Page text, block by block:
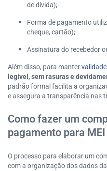
de dívida);
Forma de pagamento
cheque, cartão);
Assinatura do recebedor
Além disso, para manter
legível, sem rasuras e
padrão formal facilita a
e assegura a transparência nas
Como fazer um
pagamento para MEI
O processo para elaborar um
com a organização dos dados